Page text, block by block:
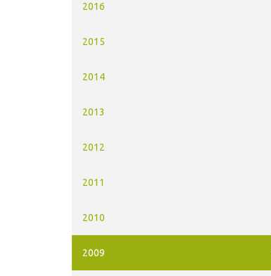
2016
2015
2014
2013
2012
2011
2010
2009